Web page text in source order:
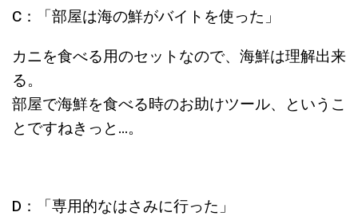
C：「部屋は海の鮮がバイトを使った」
カニを食べる用のセットなので、海鮮は理解出来
る。
部屋で海鮮を食べる時のお助けツール、というこ
とですねきっと…。
D：「専用的なはさみに行った」